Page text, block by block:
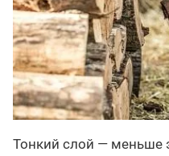
Тонкий слой — меньше